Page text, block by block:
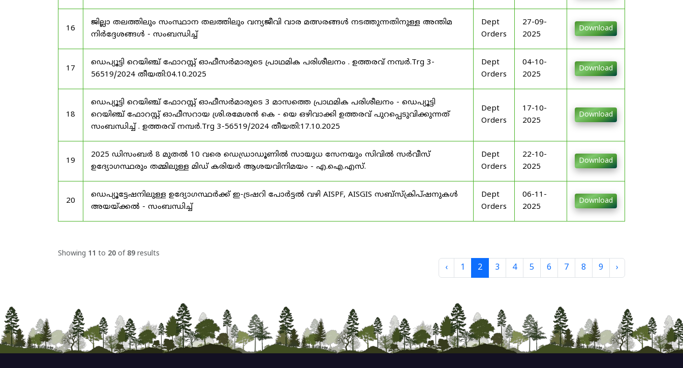
16
ജില്ലാ തലത്തിലും സംസ്ഥാന തലത്തിലും വന്യജീവി വാര മത്സരങ്ങൾ നടത്തുന്നതിനുള്ള അന്തിമ
നിർദ്ദേശങ്ങൾ - സംബന്ധിച്ച്
Dept
Orders
27-09-
2025
Download
17
ഡെപ്യൂട്ടി റെയിഞ്ച് ഫോറസ്റ്റ് ഓഫീസർമാരുടെ പ്രാഥമിക പരിശീലനം . ഉത്തരവ് നമ്പർ.Trg 3-
56519/2024 തീയതി:04.10.2025
Dept
Orders
04-10-
2025
Download
18
ഡെപ്യൂട്ടി റെയിഞ്ച് ഫോറസ്റ്റ് ഓഫീസർമാരുടെ 3 മാസത്തെ പ്രാഥമിക പരിശീലനം - ഡെപ്യൂട്ടി
റെയിഞ്ച് ഫോറസ്റ്റ് ഓഫീസറായ ശ്രി.രമേശൻ കെ - യെ ഒഴിവാക്കി ഉത്തരവ് പുറപ്പെടുവിക്കുന്നത്
സംബന്ധിച്ച് . ഉത്തരവ് നമ്പർ.Trg 3-56519/2024 തീയതി:17.10.2025
Dept
Orders
17-10-
2025
Download
19
2025 ഡിസംബർ 8 മുതൽ 10 വരെ ഡെഡ്രാഡൂണിൽ സായുധ സേനയും സിവിൽ സർവീസ്
ഉദ്യോഗസ്ഥരും തമ്മിലുള്ള മിഡ് കരിയർ ആശയവിനിമയം - എ.ഐ.എസ്.
Dept
Orders
22-10-
2025
Download
20
ഡെപ്യൂട്ടേഷനിലുള്ള ഉദ്യോഗസ്ഥർക്ക് ഇ-ട്രഷറി പോർട്ടൽ വഴി AISPF, AISGIS സബ്‌സ്‌ക്രിപ്‌ഷനുകൾ
അയയ്ക്കൽ - സംബന്ധിച്ച്
Dept
Orders
06-11-
2025
Download
Showing 11 to 20 of 89 results
‹ 1 2 3 4 5 6 7 8 9 ›